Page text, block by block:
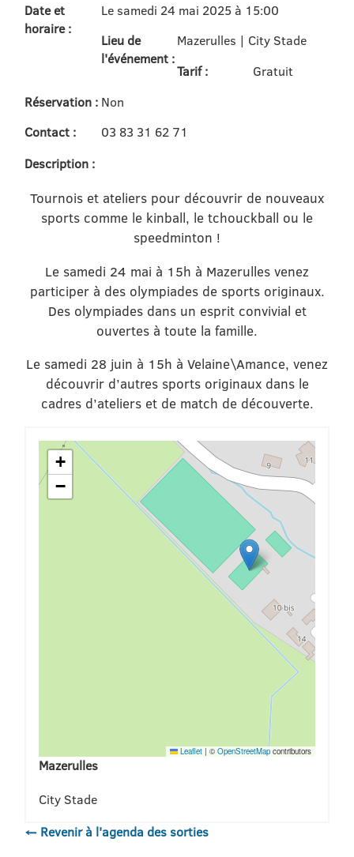
Date et
horaire :
Le samedi 24 mai 2025 à 15:00
Lieu de
l'événement :
Mazerulles | City Stade
Tarif :
Gratuit
Réservation : Non
Contact :
03 83 31 62 71
Description :
Tournois et ateliers pour découvrir de nouveaux
sports comme le kinball, le tchouckball ou le
speedminton !
Le samedi 24 mai à 15h à Mazerulles venez
participer à des olympiades de sports originaux.
Des olympiades dans un esprit convivial et
ouvertes à toute la famille.
Le samedi 28 juin à 15h à Velaine\Amance, venez
découvrir d’autres sports originaux dans le
cadres d’ateliers et de match de découverte.
+
−
Leaflet | ©OpenStreetMap contributors
Mazerulles
City Stade
← Revenir à l'agenda des sorties